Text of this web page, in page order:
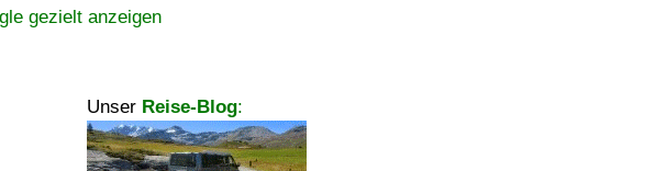
gezielt anzeigen
Unser Reise-Blog: